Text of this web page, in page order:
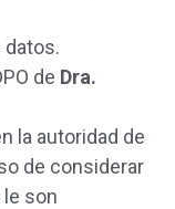
datos.
de Dra.
la autoridad de
de considerar
son